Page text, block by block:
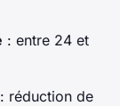
: entre 24 et
: réduction de